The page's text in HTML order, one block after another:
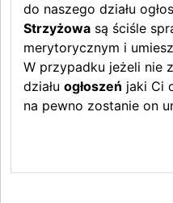
do naszego działu
Strzyżowa są ściśle
merytorycznym i
W przypadku jeżeli nie
działu ogłoszeń jaki Ci
na pewno zostanie on